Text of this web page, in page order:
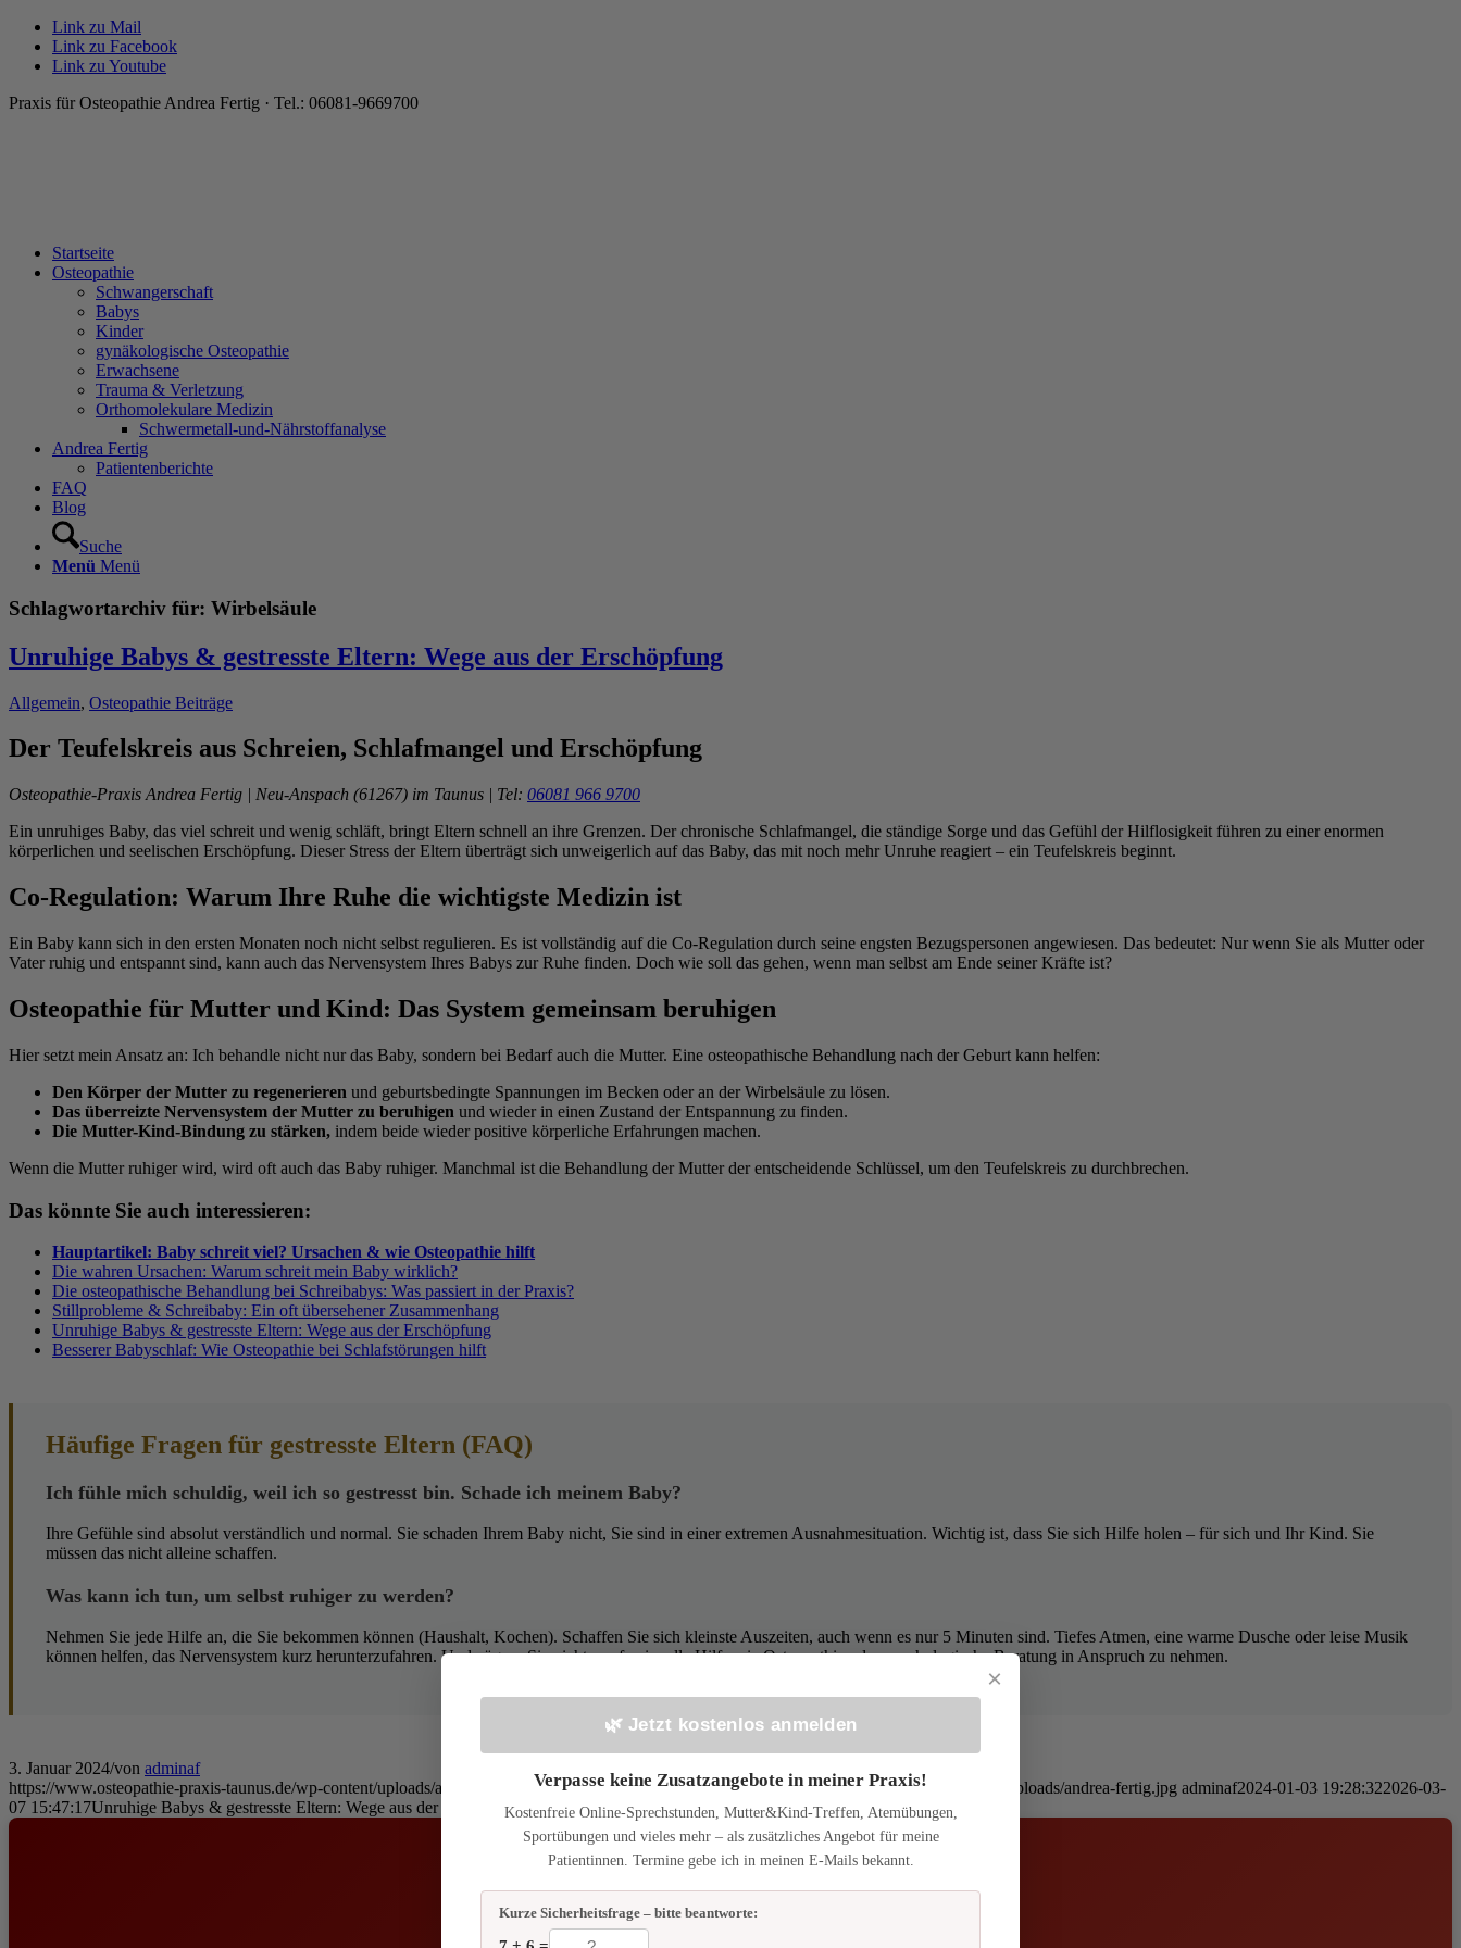
Link zu Mail
Link zu Facebook
Link zu Youtube
Praxis für Osteopathie Andrea Fertig · Tel.: 06081-9669700
Startseite
Osteopathie
Schwangerschaft
Babys
Kinder
gynäkologische Osteopathie
Erwachsene
Trauma & Verletzung
Orthomolekulare Medizin
Schwermetall-und-Nährstoffanalyse
Andrea Fertig
Patientenberichte
FAQ
Blog
Suche
Menü Menü
Schlagwortarchiv für: Wirbelsäule
Unruhige Babys & gestresste Eltern: Wege aus der Erschöpfung
Allgemein, Osteopathie Beiträge
Der Teufelskreis aus Schreien, Schlafmangel und Erschöpfung
Osteopathie-Praxis Andrea Fertig | Neu-Anspach (61267) im Taunus | Tel: 06081 966 9700
Ein unruhiges Baby, das viel schreit und wenig schläft, bringt Eltern schnell an ihre Grenzen. Der chronische Schlafmangel, die ständige Sorge und das Gefühl der Hilflosigkeit führen zu einer enormen
körperlichen und seelischen Erschöpfung. Dieser Stress der Eltern überträgt sich unweigerlich auf das Baby, das mit noch mehr Unruhe reagiert – ein Teufelskreis beginnt.
Co-Regulation: Warum Ihre Ruhe die wichtigste Medizin ist
Ein Baby kann sich in den ersten Monaten noch nicht selbst regulieren. Es ist vollständig auf die Co-Regulation durch seine engsten Bezugspersonen angewiesen. Das bedeutet: Nur wenn Sie als Mutter oder
Vater ruhig und entspannt sind, kann auch das Nervensystem Ihres Babys zur Ruhe finden. Doch wie soll das gehen, wenn man selbst am Ende seiner Kräfte ist?
Osteopathie für Mutter und Kind: Das System gemeinsam beruhigen
Hier setzt mein Ansatz an: Ich behandle nicht nur das Baby, sondern bei Bedarf auch die Mutter. Eine osteopathische Behandlung nach der Geburt kann helfen:
Den Körper der Mutter zu regenerieren und geburtsbedingte Spannungen im Becken oder an der Wirbelsäule zu lösen.
Das überreizte Nervensystem der Mutter zu beruhigen und wieder in einen Zustand der Entspannung zu finden.
Die Mutter-Kind-Bindung zu stärken, indem beide wieder positive körperliche Erfahrungen machen.
Wenn die Mutter ruhiger wird, wird oft auch das Baby ruhiger. Manchmal ist die Behandlung der Mutter der entscheidende Schlüssel, um den Teufelskreis zu durchbrechen.
Das könnte Sie auch interessieren:
Hauptartikel: Baby schreit viel? Ursachen & wie Osteopathie hilft
Die wahren Ursachen: Warum schreit mein Baby wirklich?
Die osteopathische Behandlung bei Schreibabys: Was passiert in der Praxis?
Stillprobleme & Schreibaby: Ein oft übersehener Zusammenhang
Unruhige Babys & gestresste Eltern: Wege aus der Erschöpfung
Besserer Babyschlaf: Wie Osteopathie bei Schlafstörungen hilft
Häufige Fragen für gestresste Eltern (FAQ)
Ich fühle mich schuldig, weil ich so gestresst bin. Schade ich meinem Baby?
Ihre Gefühle sind absolut verständlich und normal. Sie schaden Ihrem Baby nicht, Sie sind in einer extremen Ausnahmesituation. Wichtig ist, dass Sie sich Hilfe holen – für sich und Ihr Kind. Sie
müssen das nicht alleine schaffen.
Was kann ich tun, um selbst ruhiger zu werden?
Nehmen Sie jede Hilfe an, die Sie bekommen können (Haushalt, Kochen). Schaffen Sie sich kleinste Auszeiten, auch wenn es nur 5 Minuten sind. Tiefes Atmen, eine warme Dusche oder leise Musik
können helfen, das Nervensystem kurz herunterzufahren. Und zögern Sie nicht, professionelle Hilfe wie Osteopathie oder psychologische Beratung in Anspruch zu nehmen.
3. Januar 2024/von adminaf
https://www.osteopathie-praxis-taunus.de/wp-content/uploads/andrea-fertig.jpg 0 0 adminaf https://www.osteopathie-praxis-taunus.de/wp-content/uploads/andrea-fertig.jpg adminaf2024-01-03 19:28:322026-03-
07 15:47:17Unruhige Babys & gestresste Eltern: Wege aus der Erschöpfung
📬 Bleib auf dem Laufenden!
Gesundheitstipps & Neuigkeiten aus der Praxis – kein Spam, jederzeit abmeldbar.
Newsletter anmelden
×
🌿 Jetzt kostenlos anmelden
Verpasse keine Zusatzangebote in meiner Praxis!
Kostenfreie Online-Sprechstunden, Mutter&Kind-Treffen, Atemübungen,
Sportübungen und vieles mehr – als zusätzliches Angebot für meine
Patientinnen. Termine gebe ich in meinen E-Mails bekannt.
Kurze Sicherheitsfrage – bitte beantworte: